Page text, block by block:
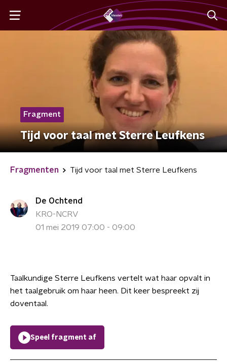
Fragment
Tijd voor taal met Sterre Leufkens
Fragmenten Tijd voor taal met Sterre Leufkens
De Ochtend
KRO-NCRV
01 mei 2019 07:00 - 09:00
Taalkundige Sterre Leufkens vertelt wat haar opvalt in
het taalgebruik om haar heen. Dit keer bespreekt zij
doventaal.
Speel fragment af